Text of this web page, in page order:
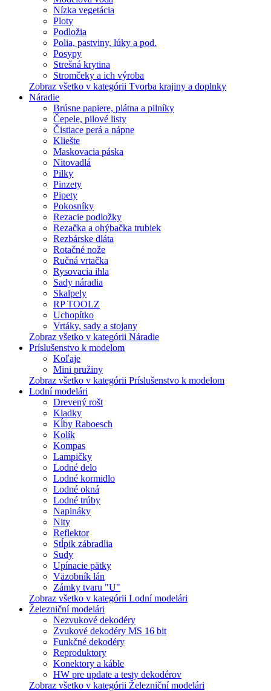
Nízka vegetácia
Ploty
Podložia
Polia, pastviny, lúky a pod.
Posypy
Strešná krytina
Stromčeky a ich výroba
Zobraz všetko v kategórii Tvorba krajiny a doplnky
Náradie
Brúsne papiere, plátna a pilníky
Čepele, pilové listy
Čistiace perá a nápne
Kliešte
Maskovacia páska
Nitovadlá
Pilky
Pinzety
Pipety
Pokosníky
Rezacie podložky
Rezačka a ohýbačka trubiek
Rezbárske dláta
Rotačné nože
Ručná vrtačka
Rysovacia ihla
Sady náradia
Skalpely
RP TOOLZ
Uchopítko
Vrtáky, sady a stojany
Zobraz všetko v kategórii Náradie
Príslušenstvo k modelom
Koľaje
Mini pružiny
Zobraz všetko v kategórii Príslušenstvo k modelom
Lodní modelári
Drevený rošt
Kladky
Kĺby Raboesch
Kolík
Kompas
Lampičky
Lodné delo
Lodné kormidlo
Lodné okná
Lodné trúby
Napináky
Nity
Reflektor
Stĺpik zábradlia
Sudy
Upínacie pätky
Väzobník lán
Zámky tvaru "U"
Zobraz všetko v kategórii Lodní modelári
Železniční modelári
Nezvukové dekodéry
Zvukové dekodéry MS 16 bit
Funkčné dekodéry
Reproduktory
Konektory a káble
HW pre update a testy dekodérov
Zobraz všetko v kategórii Železniční modelári